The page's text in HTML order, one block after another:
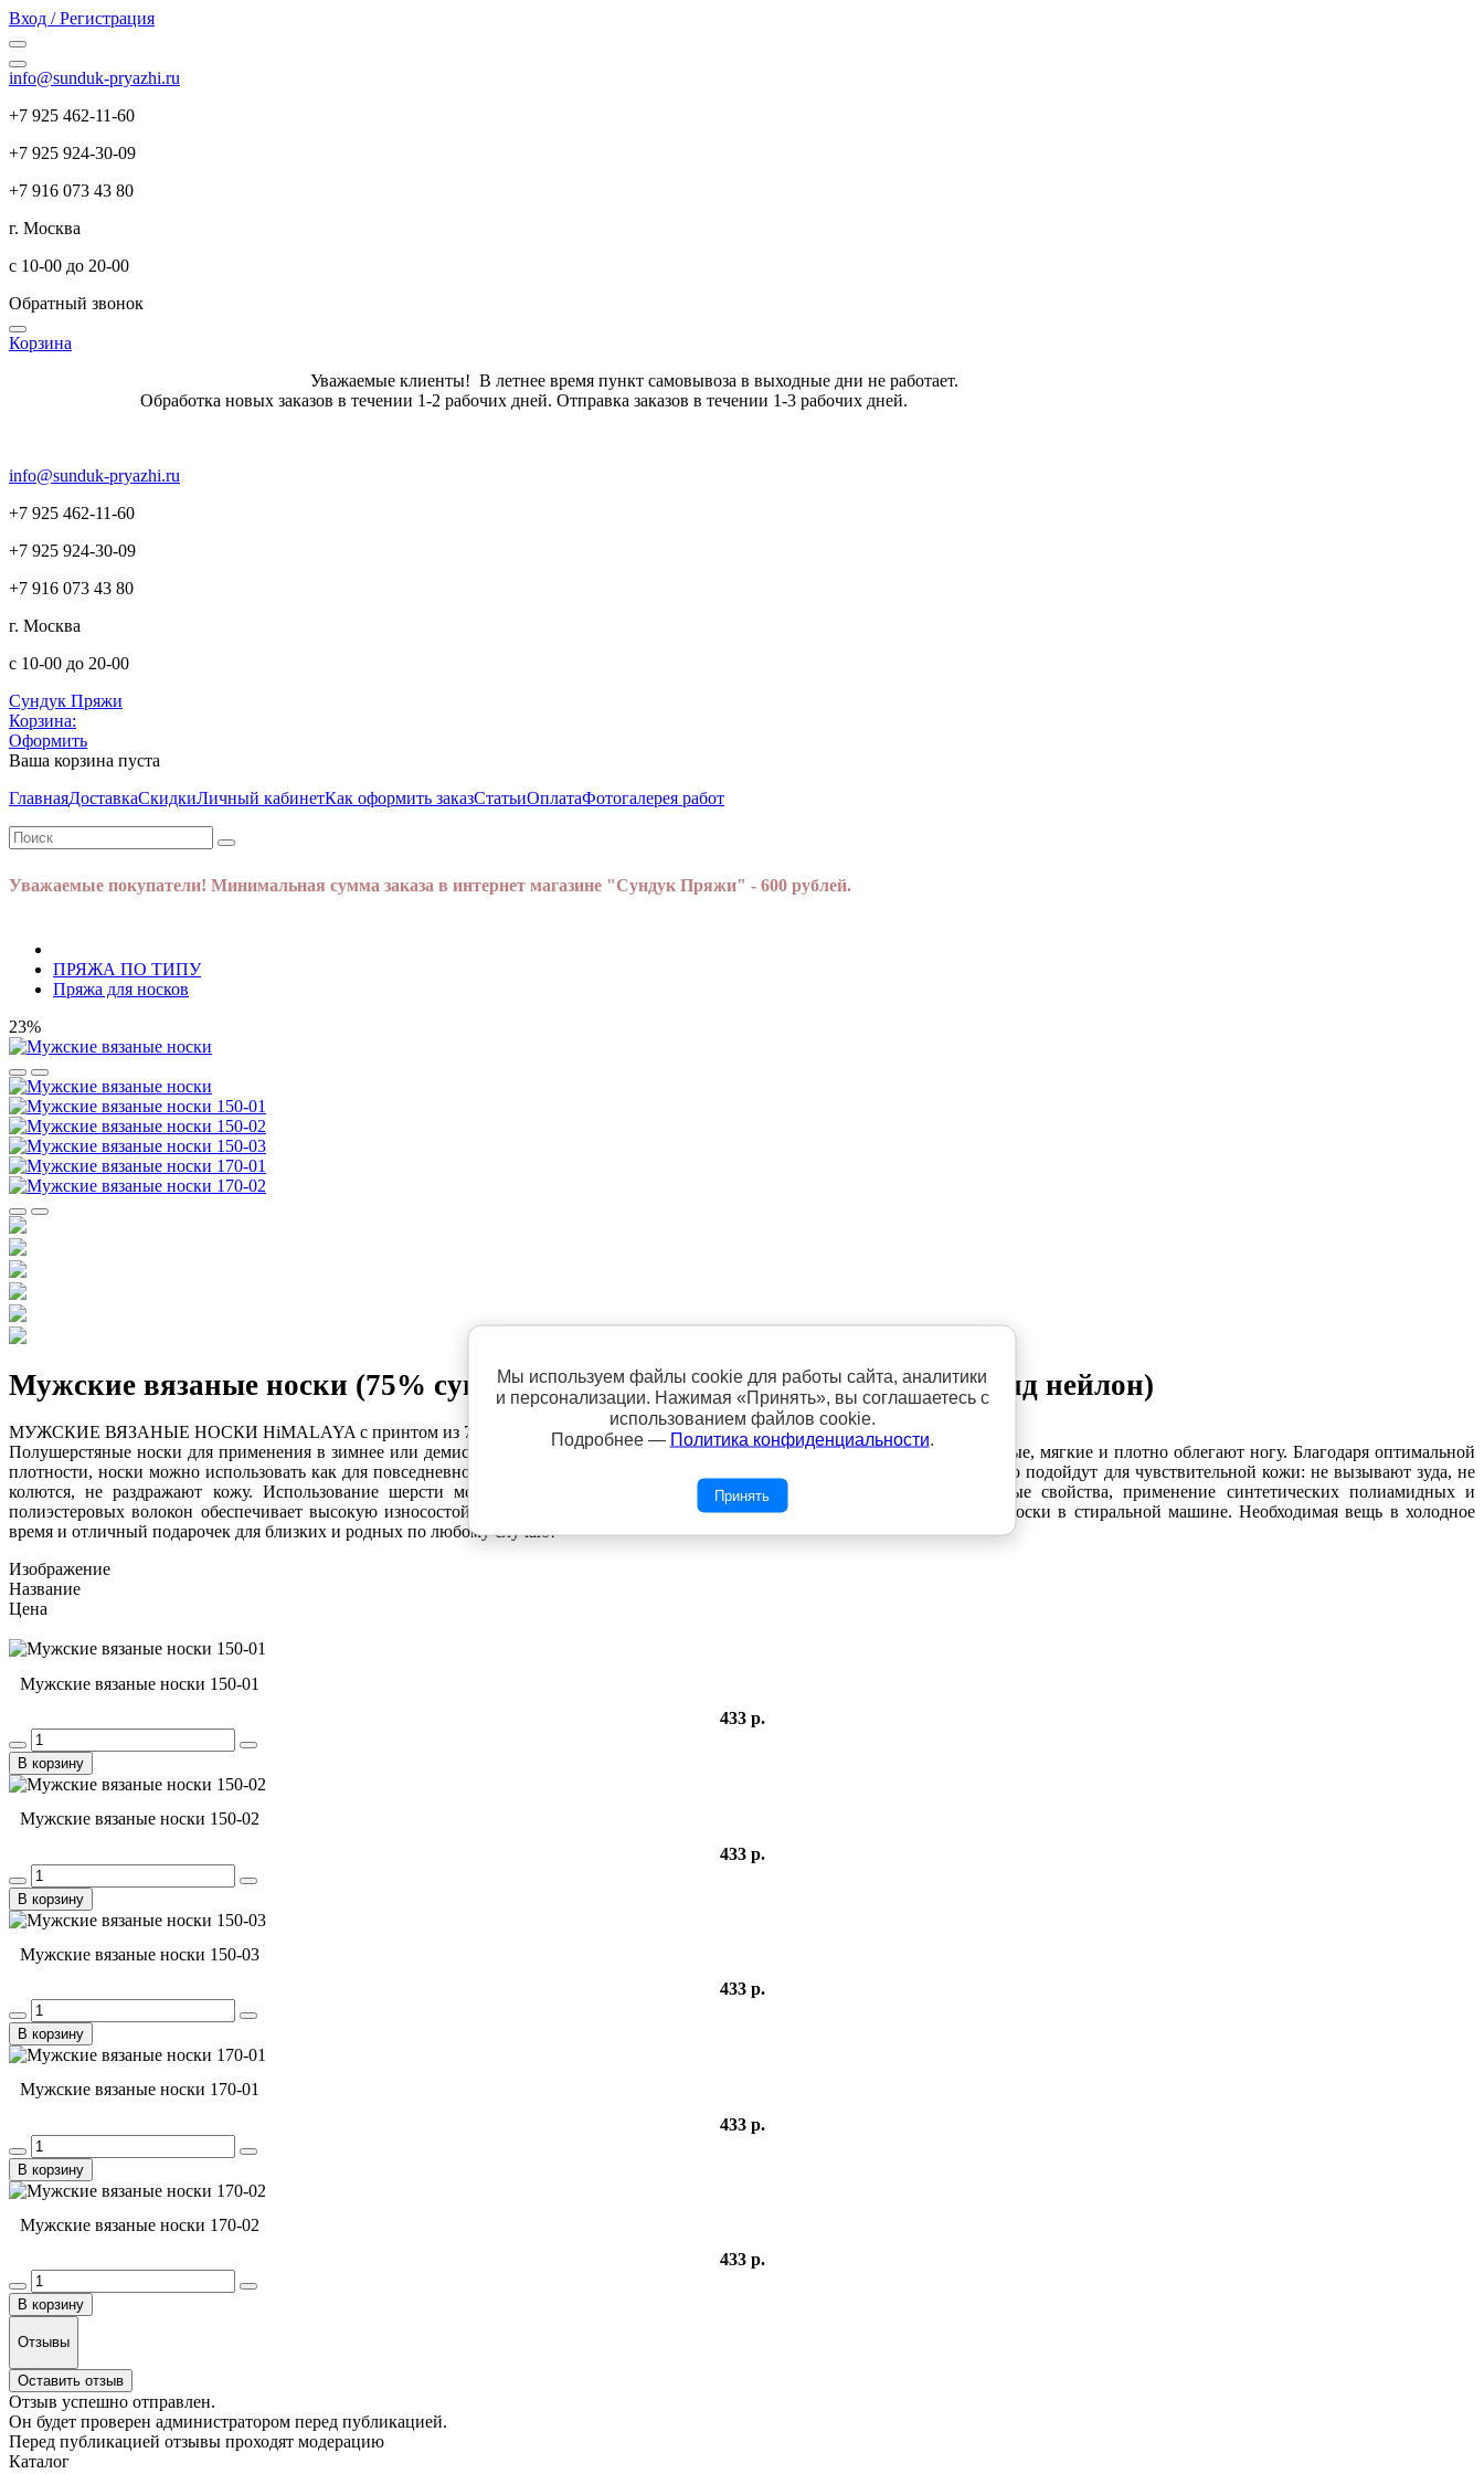
Вход / Регистрация
info@sunduk-pryazhi.ru
+7 925 462-11-60
+7 925 924-30-09
+7 916 073 43 80
г. Москва
с 10-00 до 20-00
Обратный звонок
Корзина
Уважаемые клиенты! В летнее время пункт самовывоза в выходные дни не работает.
Обработка новых заказов в течении 1-2 рабочих дней. Отправка заказов в течении 1-3 рабочих дней.
info@sunduk-pryazhi.ru
+7 925 462-11-60
+7 925 924-30-09
+7 916 073 43 80
г. Москва
с 10-00 до 20-00
Сундук Пряжи
Корзина:
Оформить
Ваша корзина пуста
ГлавнаяДоставкаСкидкиЛичный кабинетКак оформить заказСтатьиОплатаФотогалерея работ
Уважаемые покупатели! Минимальная сумма заказа в интернет магазине "Сундук Пряжи" - 600 рублей.
ПРЯЖА ПО ТИПУ
Пряжа для носков
23%
Мужские вязаные носки (75% супер вош шерсть мериноса, 25% полиамид нейлон)
МУЖСКИЕ ВЯЗАНЫЕ НОСКИ HiMALAYA с принтом из 75% супер вош шерсть мериноса, 25% полиамид нейлон.Размер 40-45.
Полушерстяные носки для применения в зимнее или демисезонное время с неповторимым узором из цветных полос. Очень теплые, мягкие и плотно облегают ногу. Благодаря оптимальной
плотности, носки можно использовать как для повседневного ношения дома, так и надевать их под любую обувь. Носки идеально подойдут для чувствительной кожи: не вызывают зуда, не
колются, не раздражают кожу. Использование шерсти мериноса обеспечивает хорошие теплоизолирующие и вентиляционные свойства, применение синтетических полиамидных и
полиэстеровых волокон обеспечивает высокую износостойкость и комфорт. Специальная обработка шерсти позволяет стирать носки в стиральной машине. Необходимая вещь в холодное
время и отличный подарочек для близких и родных по любому случаю!
Изображение
Название
Цена
Мужские вязаные носки 150-01
433 р.
В корзину
Мужские вязаные носки 150-02
433 р.
В корзину
Мужские вязаные носки 150-03
433 р.
В корзину
Мужские вязаные носки 170-01
433 р.
В корзину
Мужские вязаные носки 170-02
433 р.
В корзину
Отзывы
Оставить отзыв
Отзыв успешно отправлен.
Он будет проверен администратором перед публикацией.
Перед публикацией отзывы проходят модерацию
Каталог
Мы используем файлы cookie для работы сайта, аналитики
и персонализации. Нажимая «Принять», вы соглашаетесь с
использованием файлов cookie.
Подробнее — Политика конфиденциальности.
Принять